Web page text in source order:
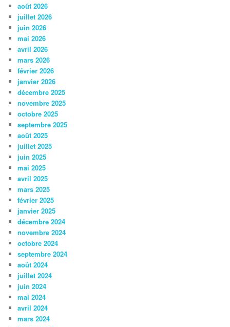
août 2026
juillet 2026
juin 2026
mai 2026
avril 2026
mars 2026
février 2026
janvier 2026
décembre 2025
novembre 2025
octobre 2025
septembre 2025
août 2025
juillet 2025
juin 2025
mai 2025
avril 2025
mars 2025
février 2025
janvier 2025
décembre 2024
novembre 2024
octobre 2024
septembre 2024
août 2024
juillet 2024
juin 2024
mai 2024
avril 2024
mars 2024